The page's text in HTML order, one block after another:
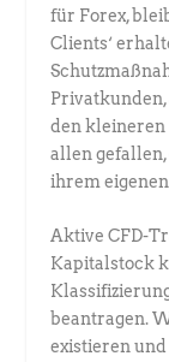
für Forex,
Clients‘
Privatkunden,
den
allen gefallen,
ihrem eigenen
Aktive CFD-
Kapitalstock
beantragen.
existieren und